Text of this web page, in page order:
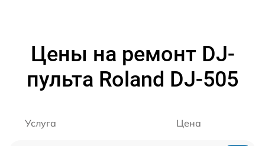
Цены на ремонт DJ-
пульта Roland DJ-505
Услуга Цена